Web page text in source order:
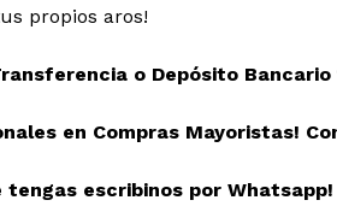
propios aros!
o Depósito Bancario
en Compras Mayoristas!
tengas escribinos por Whatsapp!